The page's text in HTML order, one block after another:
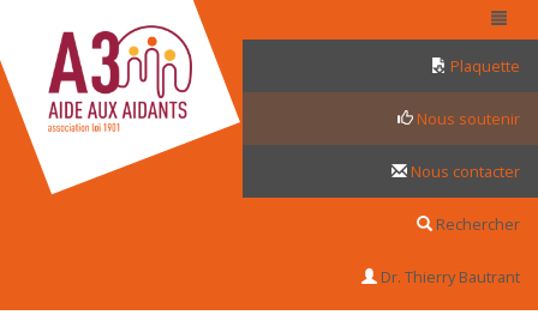
Plaquette
Nous soutenir
Nous contacter
Rechercher
Dr. Thierry Bautrant
Panneau de gestion des cookies